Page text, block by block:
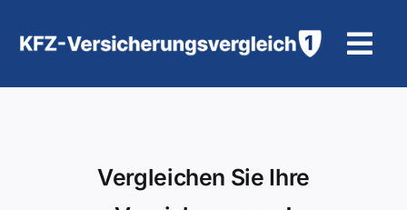
Inhalt
Vergleichen Sie Ihre